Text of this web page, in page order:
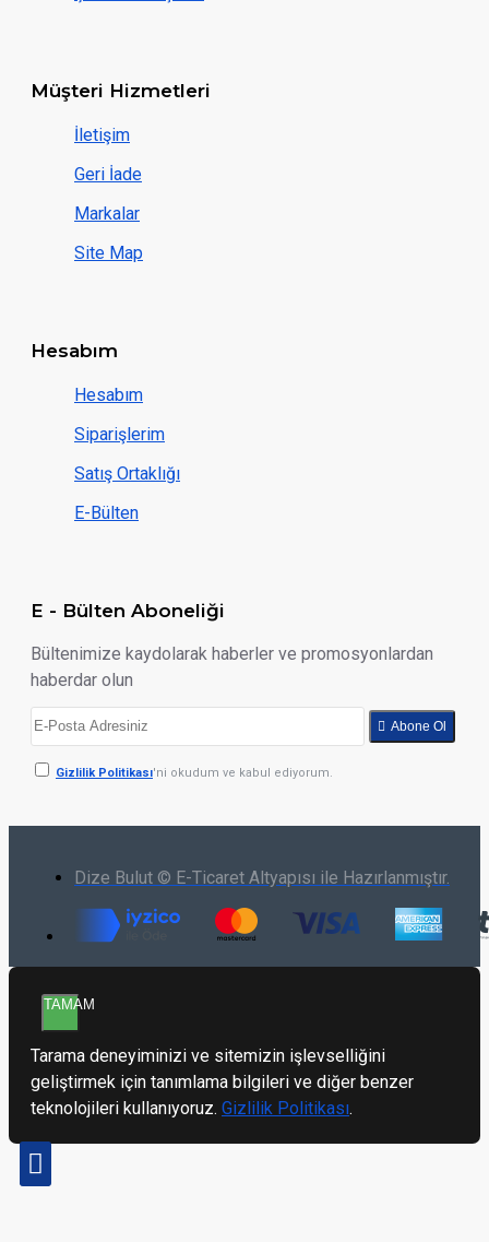
Müşteri Hizmetleri
İletişim
Geri İade
Markalar
Site Map
Hesabım
Hesabım
Siparişlerim
Satış Ortaklığı
E-Bülten
E - Bülten Aboneliği
Bültenimize kaydolarak haberler ve promosyonlardan
haberdar olun
Abone Ol
Gizlilik Politikası'ni okudum ve kabul ediyorum.
Dize Bulut © E-Ticaret Altyapısı ile Hazırlanmıştır.
TAMAM
Tarama deneyiminizi ve sitemizin işlevselliğini
geliştirmek için tanımlama bilgileri ve diğer benzer
teknolojileri kullanıyoruz. Gizlilik Politikası.